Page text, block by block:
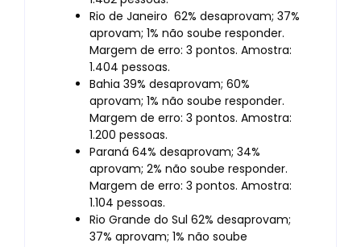
Rio de Janeiro 62% desaprovam; 37%
aprovam; 1% não soube responder.
Margem de erro: 3 pontos. Amostra:
1.404 pessoas.
Bahia 39% desaprovam; 60%
aprovam; 1% não soube responder.
Margem de erro: 3 pontos. Amostra:
1.200 pessoas.
Paraná 64% desaprovam; 34%
aprovam; 2% não soube responder.
Margem de erro: 3 pontos. Amostra:
1.104 pessoas.
Rio Grande do Sul 62% desaprovam;
37% aprovam; 1% não soube